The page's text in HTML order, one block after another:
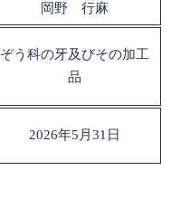
岡野 行麻
ぞう科の牙及びその加工
品
2026年5月31日